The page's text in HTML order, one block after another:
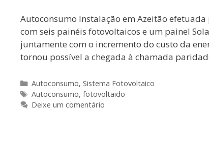
Autoconsumo Instalação em Azeitão
com seis painéis fotovoltaicos e um painel
juntamente com o incremento do custo da
tornou possível a chegada à chamada
Autoconsumo, Sistema Fotovoltaico
Autoconsumo, fotovoltaido
Deixe um comentário